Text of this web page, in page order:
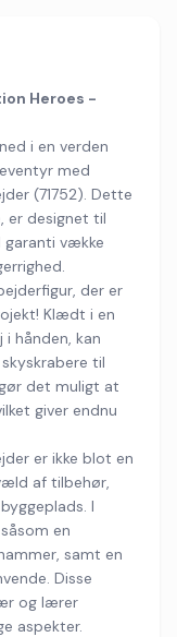
Heroes -
i en verden
med
(71752). Dette
er designet til
garanti vække
der er
Klædt i en
hånden, kan
til
det muligt at
giver endnu
er ikke blot en
af tilbehør,
I
en
samt en
Disse
og lærer
aspekter.